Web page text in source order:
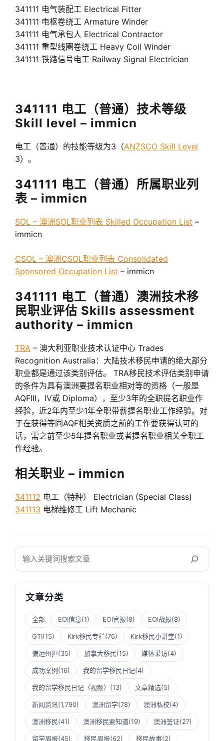
341111 电气装配工 Electrical Fitter
341111 电枢卷绕工 Armature Winder
341111 电气承包人 Electrical Contractor
341111 重型线圈卷绕工 Heavy Coil Winder
341111 铁路信号电工 Railway Signal Electrician
341111 电工（普通）技术等级
Skill level – immicn
电工（普通）的技能等级为3（ANZSCO Skill Level
3）。
341111 电工（普通）所属职业列
表 – immicn
SOL – 澳洲SOL职业列表 Skilled Occupation List –
immicn
CSOL – 澳洲CSOL职业列表 Consolidated
Sponsored Occupation List – immicn
341111 电工（普通）澳洲技术移
民职业评估 Skills assessment
authority – immicn
TRA – 澳大利亚职业技术认证中心 Trades
Recognition Australia：大陆技术移民申请的绝大部分
职业都是通过该类别评估。 TRA移民技术评估类别申请
的条件为具有澳洲要提名职业相对等的资格（一般是
AQFIII，IV或 Diploma），至少3年的全职提名职业作
经验，近2年内至少1年全职带薪提名职业工作经验。对
于在获得等同AQF相关资质之前的工作要获得认可的
话，需之前至少5年提名职业或者提名职业相关全职工
作经验。
相关职业 – immicn
341112 电工（特种） Electrician (Special Class)
341113 电梯维修工 Lift Mechanic
搜
文章分类
全部 EOI信息(1) EOI官报(8) EOI战报(8)
GTI(15) Kirk移民专栏(76) Kirk移民小讲堂(1)
偏远州担(35) 加拿大移民(15) 媒体采访(4)
成功案例(16) 我的留学移民日记(4)
我的留学移民日记（视频） (13) 文章精选(5)
新闻资讯(1,790) 澳洲留学(78) 澳洲私校(4)
澳洲移民(41) 澳洲移民要知道(19) 澳洲签证(27)
留学周报(45) 移民周报(62) 移民故事(2)